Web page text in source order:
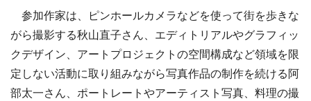
参加作家は、ピンホールカメラなどを使って街を歩きな
がら撮影する秋山直子さん、エディトリアルやグラフィッ
クデザイン、アートプロジェクトの空間構成など領域を限
定しない活動に取り組みながら写真作品の制作を続ける阿
部太一さん、ポートレートやアーティスト写真、料理の撮